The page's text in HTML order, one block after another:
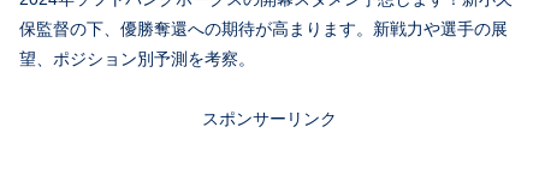
保監督の下、優勝奪還への期待が高まります。新戦力や選手の展
望、ポジション別予測を考察。
スポンサーリンク